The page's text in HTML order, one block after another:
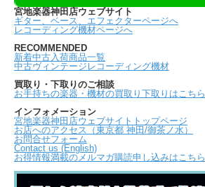
宮地楽器神田店ウェブサイト
ギター、ベース、エフェクターページへ
レコーディング機材ページへ
RECOMMENDED
新着中古入荷商品一覧
中古ヴィンテージレコーディング機材
買取り・下取りのご相談
お手持ちの楽器・機材の買取り下取りはこちら
インフォメーション
宮地楽器神田店ウェブサイトトップページ
お店へのアクセス（東京都 神田/御茶ノ水）
お問合せフォーム
Contact us (English)
お得情報満載のメルマガ購読申し込みはこちら